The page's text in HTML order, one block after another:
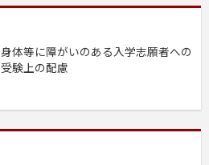
身体等に障がいのある入学志願者への
受験上の配慮